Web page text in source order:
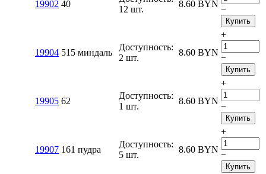
19902 40
12 шт.
8.60 BYN
−
Купить
19904 515 миндаль
Доступность:
2 шт.
8.60 BYN
+
−
Купить
19905 62
Доступность:
1 шт.
8.60 BYN
+
−
Купить
19907 161 пудра
Доступность:
5 шт.
8.60 BYN
+
−
Купить